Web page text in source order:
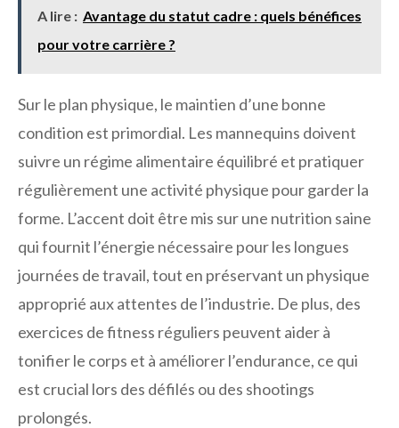
A lire : Avantage du statut cadre : quels bénéfices
pour votre carrière ?
Sur le plan physique, le maintien d’une bonne
condition est primordial. Les mannequins doivent
suivre un régime alimentaire équilibré et pratiquer
régulièrement une activité physique pour garder la
forme. L’accent doit être mis sur une nutrition saine
qui fournit l’énergie nécessaire pour les longues
journées de travail, tout en préservant un physique
approprié aux attentes de l’industrie. De plus, des
exercices de fitness réguliers peuvent aider à
tonifier le corps et à améliorer l’endurance, ce qui
est crucial lors des défilés ou des shootings
prolongés.